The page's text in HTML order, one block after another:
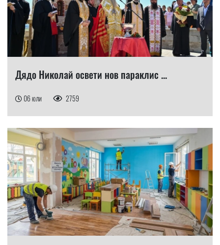
Дядо Николай освети нов параклис ...
06 юли 2759